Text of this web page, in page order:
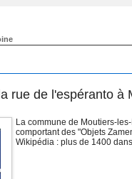
rue de l'espéranto
La commune de Moutiers-
comportant des "Objets
Wikipédia : plus de 1400